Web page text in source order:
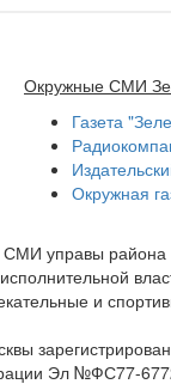
Окружные СМИ
Газета
Окружная
СМИ управы
и
Эл №ФС77-